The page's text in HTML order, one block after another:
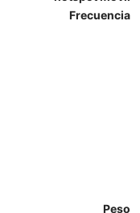
Frecuencia
Peso